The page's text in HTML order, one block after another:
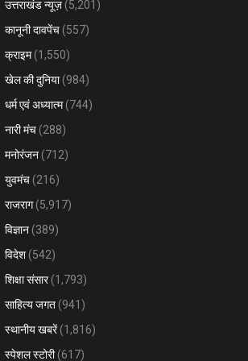
उत्तराखंड न्यूज़ (5,201)
कानूनी दावपेंच (557)
क्राइम(1,550)
खेल की दुनिया(984)
धर्म एवं अध्यात्म(744)
नारी मंच (288)
मनोरंजन (712)
युवमंच (216)
राजराग(5,917)
विज्ञान (389)
विदेश (542)
शिक्षा संसार(1,793)
साहित्य जगत (941)
स्थानीय खबरें(1,816)
स्पेशल स्टोरी(617)